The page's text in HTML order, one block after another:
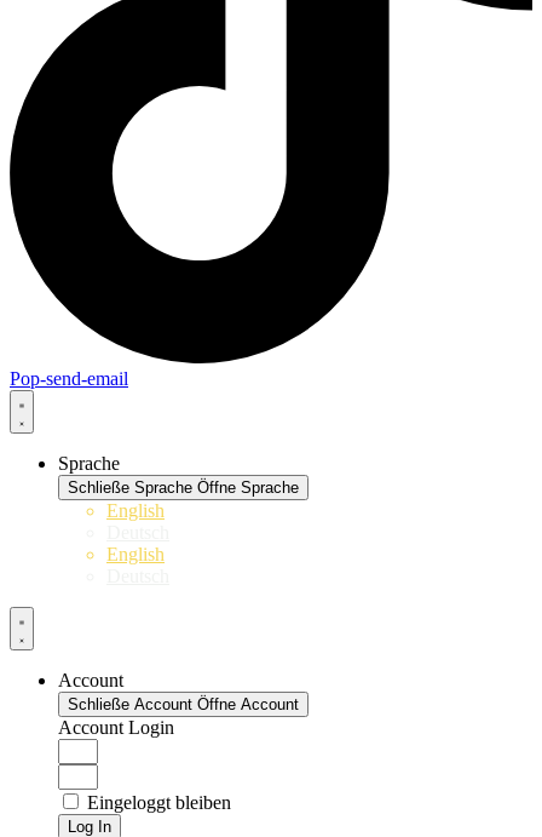
Pop-send-email
Sprache
Schließe Sprache Öffne Sprache
English
English
Account
Schließe Account Öffne Account
Account Login
Eingeloggt bleiben
Log In